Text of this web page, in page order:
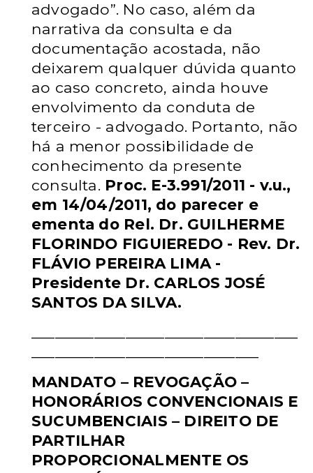
advogado”. No caso, além da
narrativa da consulta e da
documentação acostada, não
deixarem qualquer dúvida quanto
ao caso concreto, ainda houve
envolvimento da conduta de
terceiro - advogado. Portanto, não
há a menor possibilidade de
conhecimento da presente
consulta. Proc. E-3.991/2011 - v.u.,
em 14/04/2011, do parecer e
ementa do Rel. Dr. GUILHERME
FLORINDO FIGUIEREDO - Rev. Dr.
FLÁVIO PEREIRA LIMA -
Presidente Dr. CARLOS JOSÉ
SANTOS DA SILVA.
MANDATO – REVOGAÇÃO –
HONORÁRIOS CONVENCIONAIS E
SUCUMBENCIAIS – DIREITO DE
PARTILHAR
PROPORCIONALMENTE OS